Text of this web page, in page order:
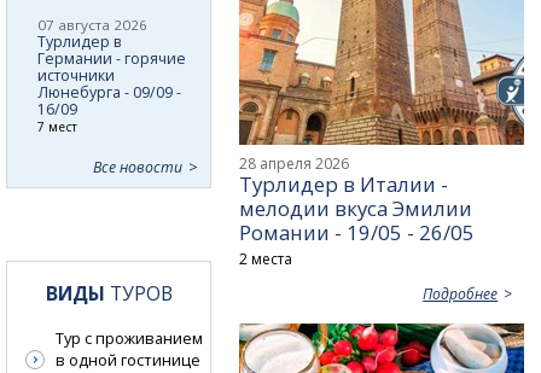
28 апреля 2026
Турлидер в Италии -
мелодии вкуса Эмилии
Романии - 19/05 - 26/05
2 места
Подробнее
07 августа 2026
Турлидер в
Германии - горячие
источники
Люнебурга - 09/09 -
16/09
7 мест
Все новости
ВИДЫ ТУРОВ
Тур с проживанием
в одной гостинице